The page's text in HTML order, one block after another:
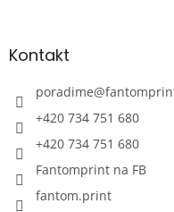
Kontakt
poradime@
+420 734 751 680
+420 734 751 680
Fantomprint na FB
fantom.print